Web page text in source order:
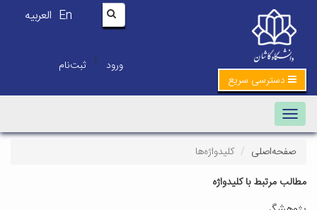
En العربیه
ورود | ثبت‌نام
دسترسی سریع
Toggle navigation
صفحه‌اصلی
کلیدواژه‌ها
مطالب مرتبط با کلیدواژه